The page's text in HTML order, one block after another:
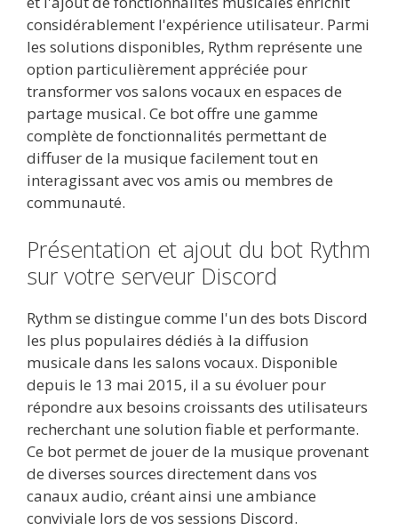
considérablement l'expérience utilisateur. Parmi
les solutions disponibles, Rythm représente une
option particulièrement appréciée pour
transformer vos salons vocaux en espaces de
partage musical. Ce bot offre une gamme
complète de fonctionnalités permettant de
diffuser de la musique facilement tout en
interagissant avec vos amis ou membres de
communauté.
Présentation et ajout du bot Rythm
sur votre serveur Discord
Rythm se distingue comme l'un des bots Discord
les plus populaires dédiés à la diffusion
musicale dans les salons vocaux. Disponible
depuis le 13 mai 2015, il a su évoluer pour
répondre aux besoins croissants des utilisateurs
recherchant une solution fiable et performante.
Ce bot permet de jouer de la musique provenant
de diverses sources directement dans vos
canaux audio, créant ainsi une ambiance
conviviale lors de vos sessions Discord.